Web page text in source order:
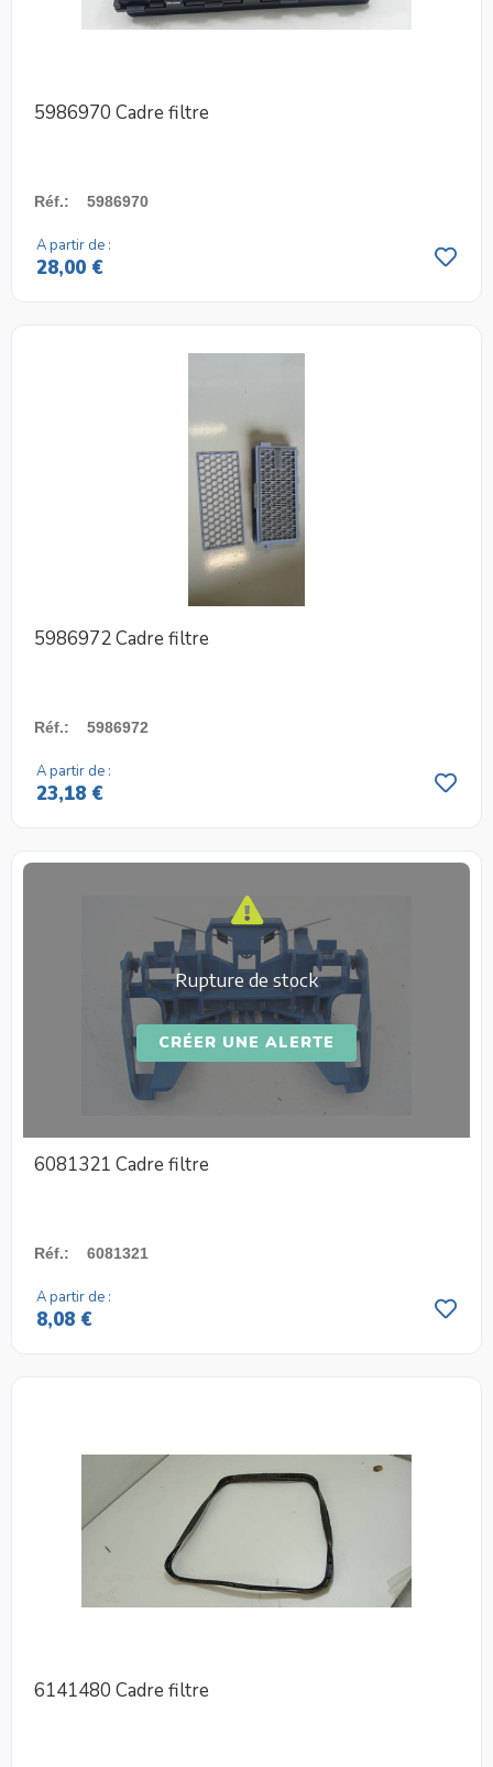
5986970 Cadre filtre
Réf.: 5986970
A partir de :
28,00 €
5986972 Cadre filtre
Réf.: 5986972
A partir de :
23,18 €
Rupture de stock
CRÉER UNE ALERTE
6081321 Cadre filtre
Réf.: 6081321
A partir de :
8,08 €
6141480 Cadre filtre